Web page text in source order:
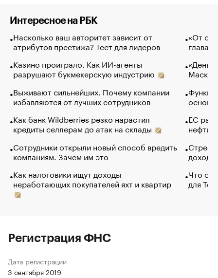
Интересное на РБК
Насколько ваш авторитет зависит от
атрибутов престижа? Тест для лидеров
Казино проиграло. Как ИИ-агенты
разрушают букмекерскую индустрию
Выживают сильнейших. Почему компании
избавляются от лучших сотрудников
Как банк Wildberries резко нарастил
кредиты селлерам до атак на склады
Сотрудники открыли новый способ вредить
компаниям. Зачем им это
Как налоговики ищут доходы
неработающих покупателей яхт и квартир
«От
глава
Маск в
основ
ЕС
нефти
Что
для
Регистрация ФНС
Дата регистрации
3 сентября 2019